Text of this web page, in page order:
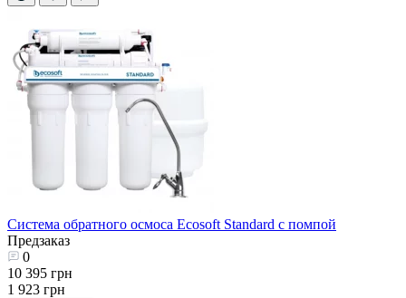
Система обратного осмоса Ecosoft Standard с помпой
Предзаказ
0
10 395 грн
1 923 грн